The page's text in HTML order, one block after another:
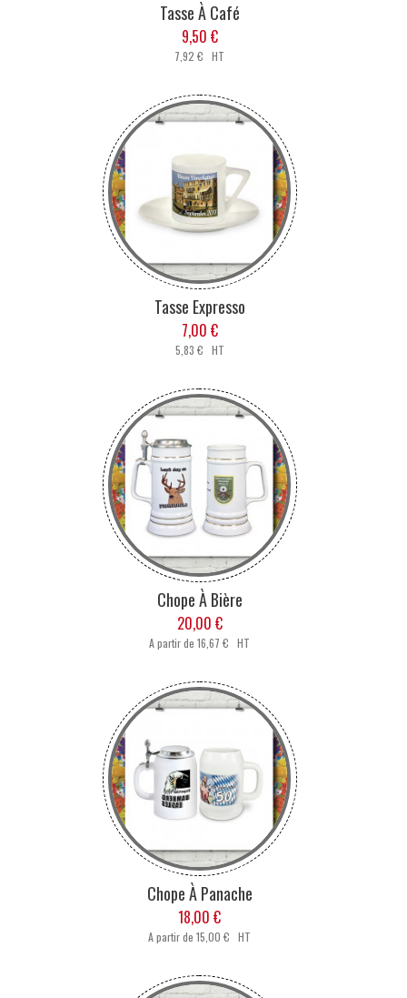
Tasse À Café
9,50 €
7,92 € HT
Tasse Expresso
7,00 €
5,83 € HT
Chope À Bière
20,00 €
A partir de16,67 € HT
Chope À Panache
18,00 €
A partir de15,00 € HT